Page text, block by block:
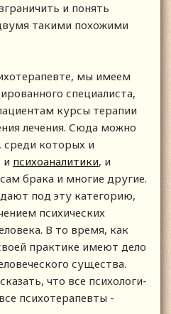
и понять
такими похожими
мы имеем
специалиста,
курсы терапии
лечения. Сюда можно
среди которых и
и психоаналитики, и
брака и многие другие.
под эту категорию,
психических
В то время, как
практике имеют дело
существа.
что все психологи-
психотерапевты -